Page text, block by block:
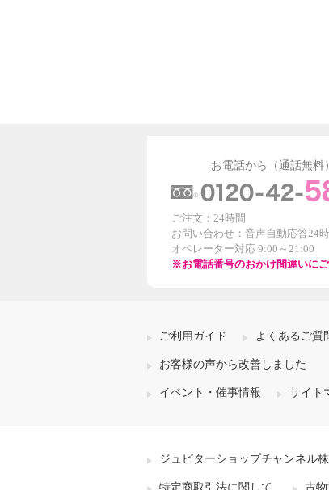
お電話から（通話無料）
ご注文：24時間
お問い合わせ：音声自動応答24
オペレーター対応 9:00～21:00
※お電話番号のおかけ間違いにご
ご利用ガイド よくあるご質
お客様の声から改善しました
イベント・催事情報 サイト
ジュピターショップチャンネル
特定商取引法に関して 古